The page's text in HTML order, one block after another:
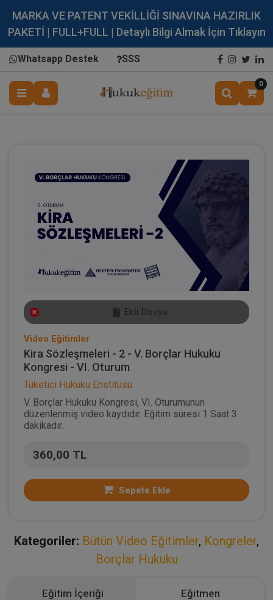
MARKA VE PATENT VEKİLLİĞİ SINAVINA HAZIRLIK
PAKETİ | FULL+FULL | Detaylı Bilgi Almak İçin Tıklayın
Whatsapp Destek SSS
0
Ekli Dosya
Video Eğitimler
Kira Sözleşmeleri - 2 - V. Borçlar Hukuku
Kongresi - VI. Oturum
Tüketici Hukuku Enstitüsü
V. Borçlar Hukuku Kongresi, VI. Oturumunun
düzenlenmiş video kaydıdır. Eğitim süresi 1 Saat 3
dakikadır.
360,00 TL
Sepete Ekle
Kategoriler: Bütün Video Eğitimler, Kongreler,
Borçlar Hukuku
Eğitim İçeriği Eğitmen